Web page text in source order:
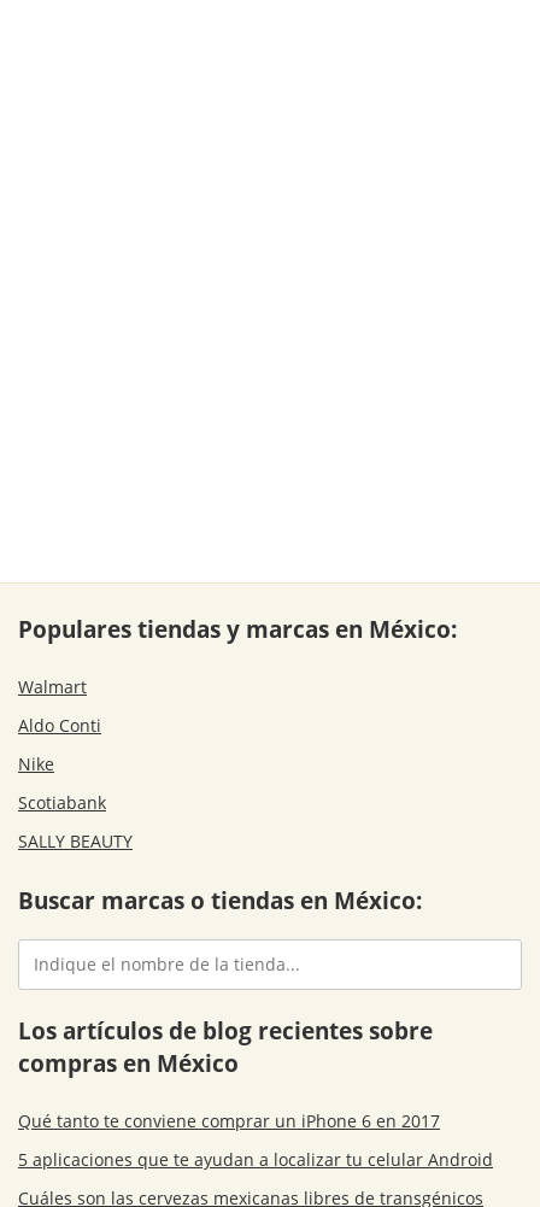
Populares tiendas y marcas en México:
Walmart
Aldo Conti
Nike
Scotiabank
SALLY BEAUTY
Buscar marcas o tiendas en México:
Los artículos de blog recientes sobre
compras en México
Qué tanto te conviene comprar un iPhone 6 en 2017
5 aplicaciones que te ayudan a localizar tu celular Android
Cuáles son las cervezas mexicanas libres de transgénicos